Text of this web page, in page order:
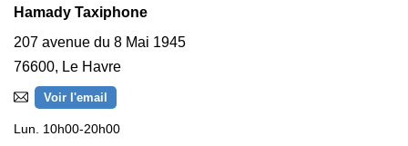
Hamady Taxiphone
207 avenue du 8 Mai 1945
76600, Le Havre
Voir l'email
Lun. 10h00-20h00